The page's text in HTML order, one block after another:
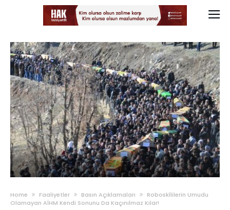
Home Faaliyetler Basın Açıklamaları
Roboskîlilerin Umudu
Olamayan AİHM Kendi Sonunu Da Kaçınılmaz Kılar!